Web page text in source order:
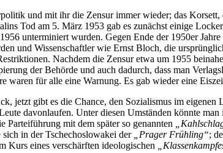
und mit ihr die Zensur immer wieder; das
Tod am 5. März 1953 gab es zunächst einige
unterminiert wurden. Gegen Ende der 1950er
und Wissenschaftler wie Ernst Bloch, die
Nachdem die Zensur etwa um 1955
der Behörde und auch dadurch, dass man
waren für alle eine Warnung. Es gab wieder eine
jetzt gibt es die Chance, den Sozialismus im eigenen
davonlaufen. Unter diesen Umständen könnte
mit dem später so genannten
in der Tschechoslowakei der
„Prager Frühling“;
Kurs eines verschärften ideologischen